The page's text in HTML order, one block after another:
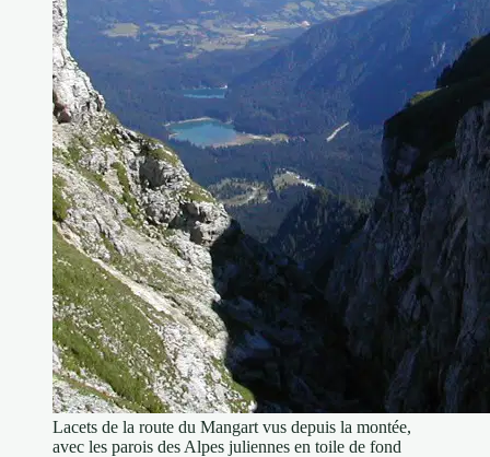
Lacets de la route du Mangart vus depuis la montée,
avec les parois des Alpes juliennes en toile de fond